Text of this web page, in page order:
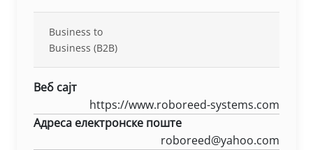
Business to
Business (B2B)
Веб сајт
https://www.roboreed-systems.com
Адреса електронске поште
roboreed@yahoo.com